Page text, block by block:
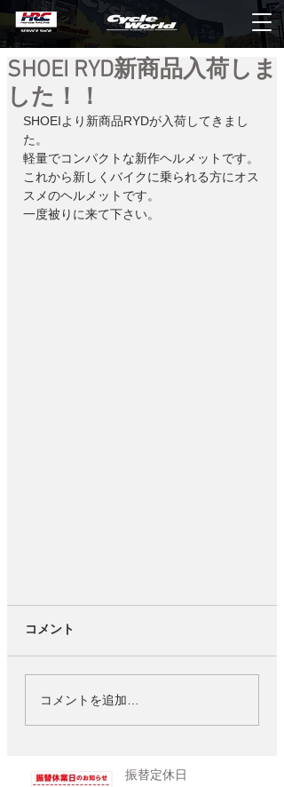
SHOEI RYD新商品入荷しま
した！！
SHOEIより新商品RYDが入荷してきまし
た。
軽量でコンパクトな新作ヘルメットです。
これから新しくバイクに乗られる方にオス
スメのヘルメットです。
一度被りに来て下さい。
コメント
コメントを追加…
振替定休日